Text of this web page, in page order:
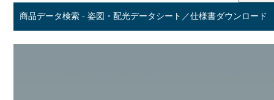
商品データ検索 - 姿図・配光データシート／仕様書ダウンロード